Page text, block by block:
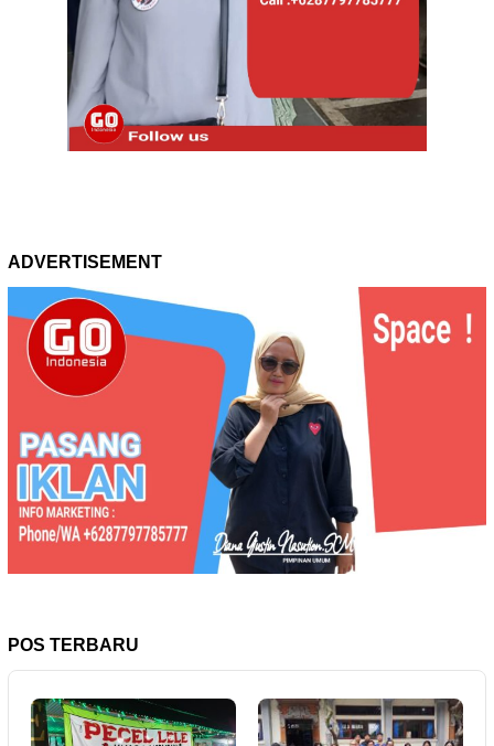
ADVERTISEMENT
POS TERBARU